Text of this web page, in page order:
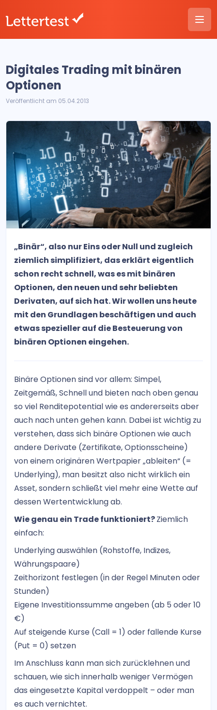
Digitales Trading mit binären
Optionen
Veröffentlicht am 05.04.2013
„Binär“, also nur Eins oder Null und zugleich
ziemlich simplifiziert, das erklärt eigentlich
schon recht schnell, was es mit binären
Optionen, den neuen und sehr beliebten
Derivaten, auf sich hat. Wir wollen uns heute
mit den Grundlagen beschäftigen und auch
etwas spezieller auf die Besteuerung von
binären Optionen eingehen.
Binäre Optionen sind vor allem: Simpel,
Zeitgemäß, Schnell und bieten nach oben genau
so viel Renditepotential wie es andererseits aber
auch nach unten gehen kann. Dabei ist wichtig zu
verstehen, dass sich binäre Optionen wie auch
andere Derivate (Zertifikate, Optionsscheine)
von einem originären Wertpapier „ableiten“ (=
Underlying), man besitzt also nicht wirklich ein
Asset, sondern schließt viel mehr eine Wette auf
dessen Wertentwicklung ab.
Wie genau ein Trade funktioniert?Ziemlich
einfach:
Underlying auswählen (Rohstoffe, Indizes,
Währungspaare)
Zeithorizont festlegen (in der Regel Minuten oder
Stunden)
Eigene Investitionssumme angeben (ab 5 oder 10
€)
Auf steigende Kurse (Call = 1) oder fallende Kurse
(Put = 0) setzen
Im Anschluss kann man sich zurücklehnen und
schauen, wie sich innerhalb weniger Vermögen
das eingesetzte Kapital verdoppelt – oder man
es auch vernichtet.